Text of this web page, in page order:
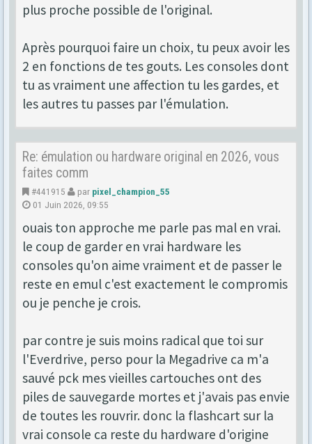
plus proche possible de l'original.
Après pourquoi faire un choix, tu peux avoir les
2 en fonctions de tes gouts. Les consoles dont
tu as vraiment une affection tu les gardes, et
les autres tu passes par l'émulation.
Re: émulation ou hardware original en 2026, vous
faites comm
#441915 par pixel_champion_55
01 Juin 2026, 09:55
ouais ton approche me parle pas mal en vrai.
le coup de garder en vrai hardware les
consoles qu'on aime vraiment et de passer le
reste en emul c'est exactement le compromis
ou je penche je crois.
par contre je suis moins radical que toi sur
l'Everdrive, perso pour la Megadrive ca m'a
sauvé pck mes vieilles cartouches ont des
piles de sauvegarde mortes et j'avais pas envie
de toutes les rouvrir. donc la flashcart sur la
vrai console ca reste du hardware d'origine